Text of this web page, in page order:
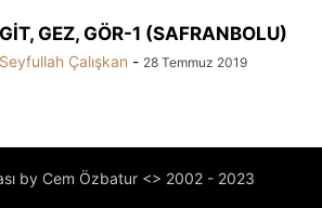
GİT, GEZ, GÖR-1 (SAFRANBOLU)
Seyfullah Çalışkan - 28 Temmuz 2019
by Cem Özbatur <> 2002 - 2023